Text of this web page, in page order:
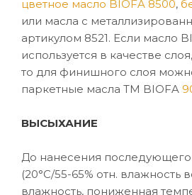
цветное масло BIOFA 8500,
или масла с
артикулом 8521. Если масло
используется в качестве
то для финишного слоя
паркетные масла ТМ BIOFA
ВЫСЫХАНИЕ
До нанесения последующего
(20°C/55-65% отн. влажность
влажность, пониженная